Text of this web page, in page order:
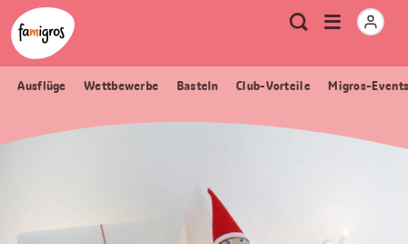
Sprungmarken
Navigation
Header
Logo
Meta
Navigation
Suche
Menu
öffnen
Ausflüge Wettbewerbe Basteln Club-Vorteile Migros-